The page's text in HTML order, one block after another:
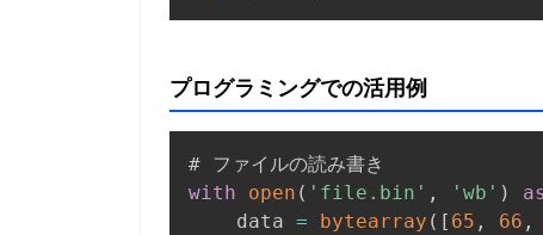
プログラミングでの活用例
with
open ( 'file.bin' , 'wb' ) as
    data
= bytearray ( [ 65 , 66 ,